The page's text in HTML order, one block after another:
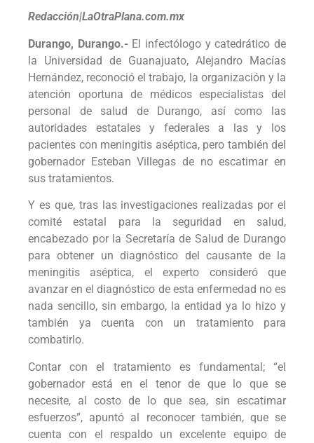
Redacción|LaOtraPlana.com.mx
Durango, Durango.-El infectólogo y catedrático de
la Universidad de Guanajuato, Alejandro Macías
Hernández, reconoció el trabajo, la organización y la
atención oportuna de médicos especialistas del
personal de salud de Durango, así como las
autoridades estatales y federales a las y los
pacientes con meningitis aséptica, pero también del
gobernador Esteban Villegas de no escatimar en
sus tratamientos.
Y es que, tras las investigaciones realizadas por el
comité estatal para la seguridad en salud,
encabezado por la Secretaría de Salud de Durango
para obtener un diagnóstico del causante de la
meningitis aséptica, el experto consideró que
avanzar en el diagnóstico de esta enfermedad no es
nada sencillo, sin embargo, la entidad ya lo hizo y
también ya cuenta con un tratamiento para
combatirlo.
Contar con el tratamiento es fundamental; “el
gobernador está en el tenor de que lo que se
necesite, al costo de lo que sea, sin escatimar
esfuerzos”, apuntó al reconocer también, que se
cuenta con el respaldo un excelente equipo de